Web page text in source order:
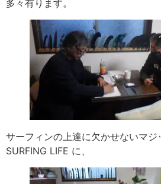
多々有ります。
サーフィンの上達に欠かせないマ
SURFING LIFE に、